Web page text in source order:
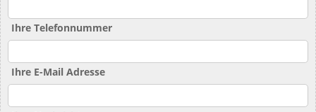
Ihre Telefonnummer
Ihre E-Mail Adresse